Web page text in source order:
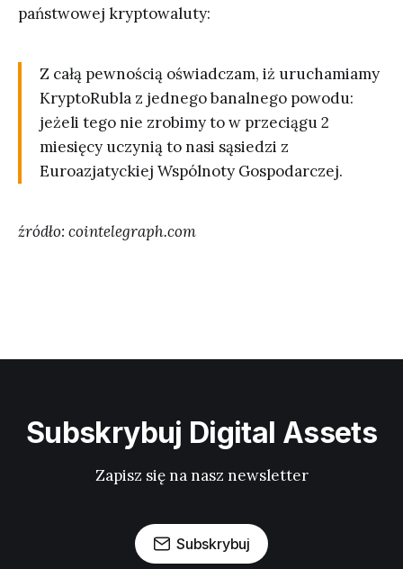
państwowej kryptowaluty:
Z całą pewnością oświadczam, iż uruchamiamy
KryptoRubla z jednego banalnego powodu:
jeżeli tego nie zrobimy to w przeciągu 2
miesięcy uczynią to nasi sąsiedzi z
Euroazjatyckiej Wspólnoty Gospodarczej.
źródło: cointelegraph.com
Subskrybuj Digital Assets
Zapisz się na nasz newsletter
Subskrybuj